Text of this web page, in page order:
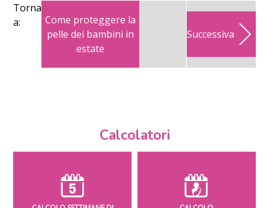
Torna
a:
Come proteggere la
pelle dei bambini in
estate
Successiva
Calcolatori